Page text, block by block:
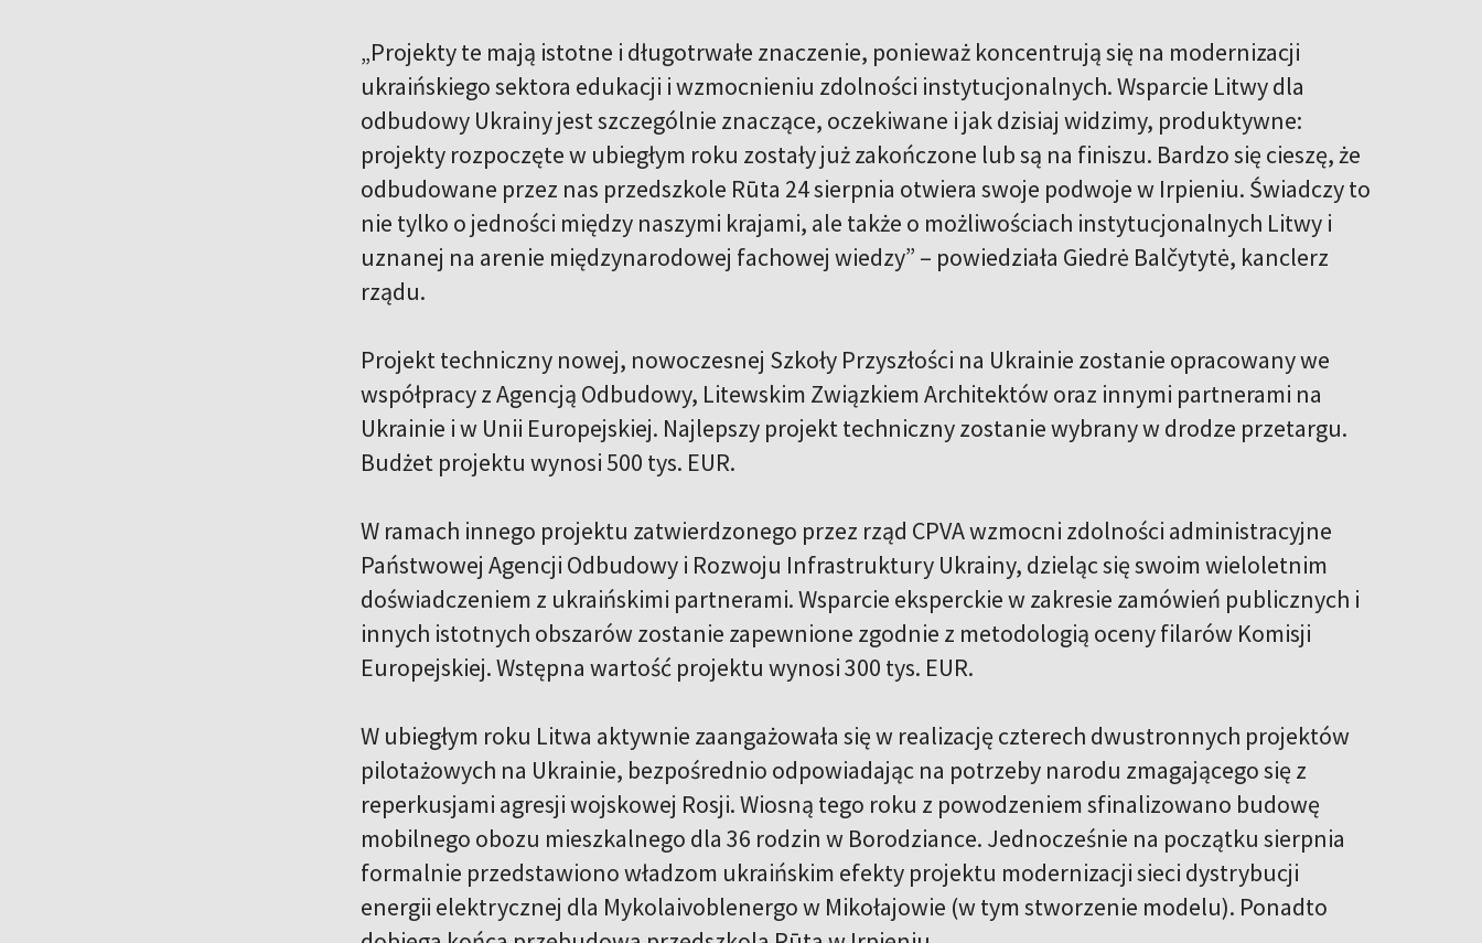
„Projekty te mają istotne i długotrwałe znaczenie, ponieważ koncentrują się na modernizacji
ukraińskiego sektora edukacji i wzmocnieniu zdolności instytucjonalnych. Wsparcie Litwy dla
odbudowy Ukrainy jest szczególnie znaczące, oczekiwane i jak dzisiaj widzimy, produktywne:
projekty rozpoczęte w ubiegłym roku zostały już zakończone lub są na finiszu. Bardzo się cieszę, że
odbudowane przez nas przedszkole Rūta 24 sierpnia otwiera swoje podwoje w Irpieniu. Świadczy to
nie tylko o jedności między naszymi krajami, ale także o możliwościach instytucjonalnych Litwy i
uznanej na arenie międzynarodowej fachowej wiedzy” – powiedziała Giedrė Balčytytė, kanclerz
rządu.
Projekt techniczny nowej, nowoczesnej Szkoły Przyszłości na Ukrainie zostanie opracowany we
współpracy z Agencją Odbudowy, Litewskim Związkiem Architektów oraz innymi partnerami na
Ukrainie i w Unii Europejskiej. Najlepszy projekt techniczny zostanie wybrany w drodze przetargu.
Budżet projektu wynosi 500 tys. EUR.
W ramach innego projektu zatwierdzonego przez rząd CPVA wzmocni zdolności administracyjne
Państwowej Agencji Odbudowy i Rozwoju Infrastruktury Ukrainy, dzieląc się swoim wieloletnim
doświadczeniem z ukraińskimi partnerami. Wsparcie eksperckie w zakresie zamówień publicznych i
innych istotnych obszarów zostanie zapewnione zgodnie z metodologią oceny filarów Komisji
Europejskiej. Wstępna wartość projektu wynosi 300 tys. EUR.
W ubiegłym roku Litwa aktywnie zaangażowała się w realizację czterech dwustronnych projektów
pilotażowych na Ukrainie, bezpośrednio odpowiadając na potrzeby narodu zmagającego się z
reperkusjami agresji wojskowej Rosji. Wiosną tego roku z powodzeniem sfinalizowano budowę
mobilnego obozu mieszkalnego dla 36 rodzin w Borodziance. Jednocześnie na początku sierpnia
formalnie przedstawiono władzom ukraińskim efekty projektu modernizacji sieci dystrybucji
energii elektrycznej dla Mykolaivoblenergo w Mikołajowie (w tym stworzenie modelu). Ponadto